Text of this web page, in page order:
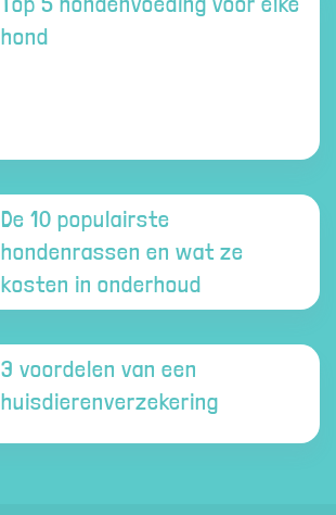
hond
De 10 populairste
hondenrassen en wat ze
kosten in onderhoud
3 voordelen van een
huisdierenverzekering